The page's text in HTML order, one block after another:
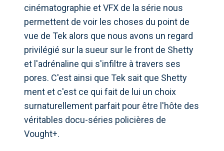
cinématographie et VFX de la série nous
permettent de voir les choses du point de
vue de Tek alors que nous avons un regard
privilégié sur la sueur sur le front de Shetty
et l'adrénaline qui s'infiltre à travers ses
pores. C'est ainsi que Tek sait que Shetty
ment et c'est ce qui fait de lui un choix
surnaturellement parfait pour être l'hôte des
véritables docu-séries policières de
Vought+.